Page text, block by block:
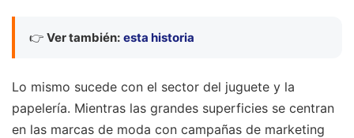
👉 Ver también: esta historia
Lo mismo sucede con el sector del juguete y la
papelería. Mientras las grandes superficies se centran
en las marcas de moda con campañas de marketing